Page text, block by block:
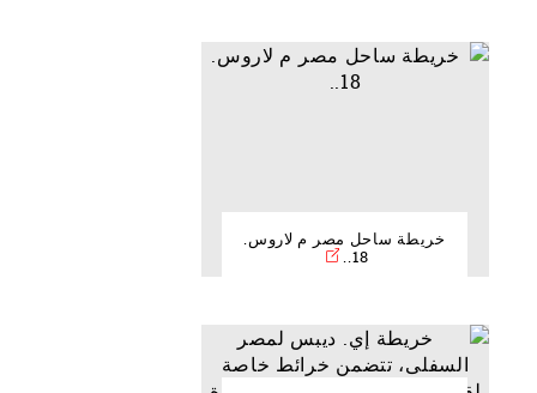
خريطة ساحل مصر م لاروس.
18..